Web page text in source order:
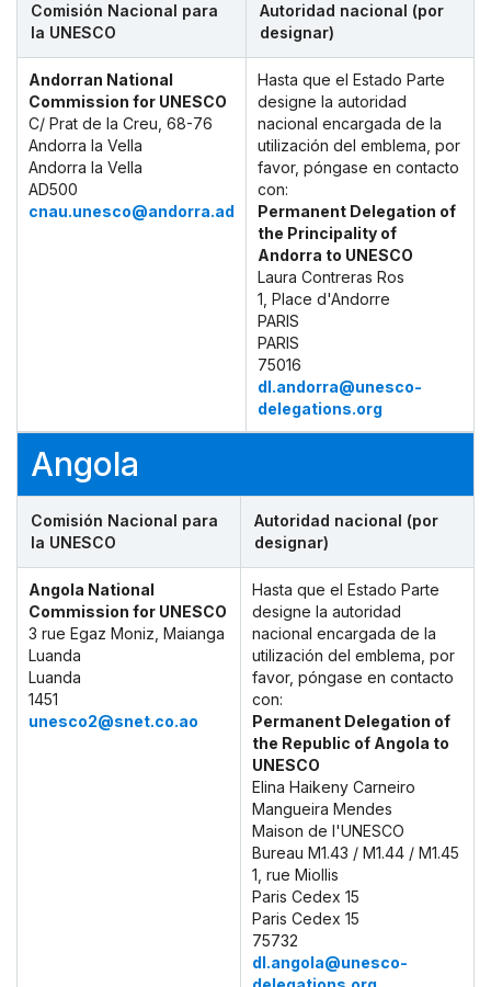
Comisión Nacional para
la UNESCO
Autoridad nacional (por
designar)
Andorran National
Commission for UNESCO
C/ Prat de la Creu, 68-76
Andorra la Vella
Andorra la Vella
AD500
cnau.unesco@andorra.ad
Hasta que el Estado Parte
designe la autoridad
nacional encargada de la
utilización del emblema, por
favor, póngase en contacto
con:
Permanent Delegation of
the Principality of
Andorra to UNESCO
Laura Contreras Ros
1, Place d'Andorre
PARIS
PARIS
75016
dl.andorra@unesco-
delegations.org
Angola
Comisión Nacional para
la UNESCO
Autoridad nacional (por
designar)
Angola National
Commission for UNESCO
3 rue Egaz Moniz, Maianga
Luanda
Luanda
1451
unesco2@snet.co.ao
Hasta que el Estado Parte
designe la autoridad
nacional encargada de la
utilización del emblema, por
favor, póngase en contacto
con:
Permanent Delegation of
the Republic of Angola to
UNESCO
Elina Haikeny Carneiro
Mangueira Mendes
Maison de l'UNESCO
Bureau M1.43 / M1.44 / M1.45
1, rue Miollis
Paris Cedex 15
Paris Cedex 15
75732
dl.angola@unesco-